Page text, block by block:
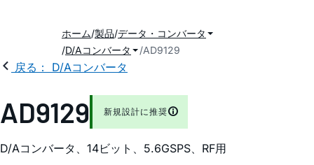
ホーム 製品 データ・コンバータ
D/Aコンバータ
AD9129
戻る： D/Aコンバータ
AD9129 新規設計に推奨
D/Aコンバータ、14ビット、5.6GSPS、RF用